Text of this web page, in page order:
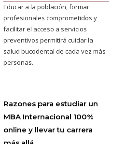
Educar a la población, formar
profesionales comprometidos y
facilitar el acceso a servicios
preventivos permitirá cuidar la
salud bucodental de cada vez más
personas.
Razones para estudiar un
MBA Internacional 100%
online y llevar tu carrera